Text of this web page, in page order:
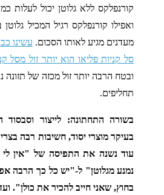
ואפילו קורנפלקס רגיל המכיל
מעדנים מגיע לאותו הסכום. עשינו
סל קניות פליאו הוא יותר זול מסל
ובטח הרבה יותר זול מכזה של תזונה
תחליפים.
בשורה התחתונה: לייצור וסבסוד
בעיקר מוצרי יסוד, חשיבות רבה
עוד נשנה את התפיסה של "אין
נמנע מגלוטן" ל-"יש כל כך הרבה
בחוץ, שאני חייב להכיר את כולן".